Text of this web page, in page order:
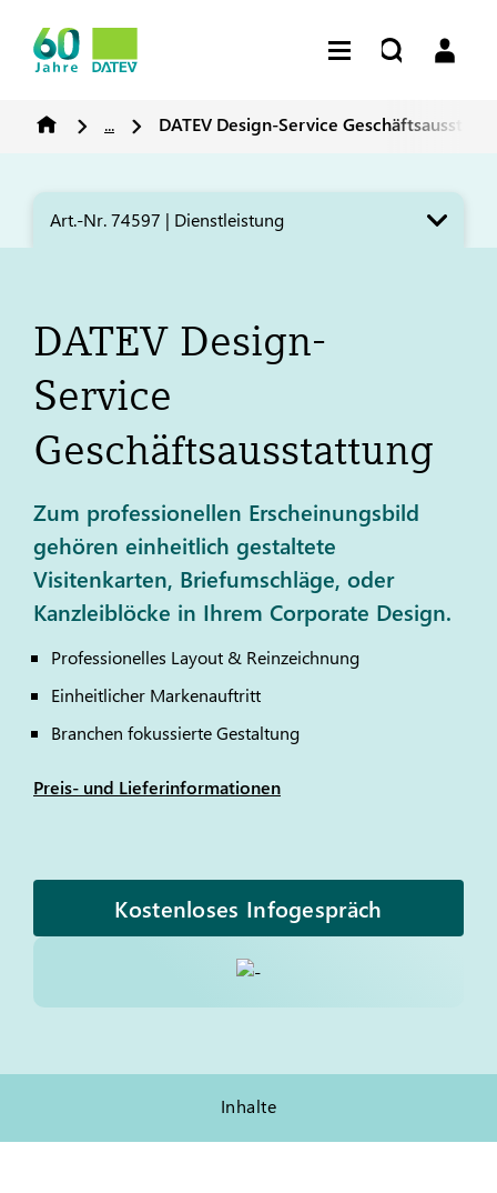
... DATEV Design-Service
Art.-Nr. 74597 | Dienstleistung
DATEVDesign-
Service
Geschäftsausstattung
Zum professionellen Erscheinungsbild
gehören einheitlich gestaltete
Visitenkarten, Briefumschläge, oder
Kanzleiblöcke in Ihrem Corporate Design.
Professionelles Layout & Reinzeichnung
Einheitlicher Markenauftritt
Branchen fokussierte Gestaltung
Preis- und Lieferinformationen
Kostenloses Infogespräch
Inhalte